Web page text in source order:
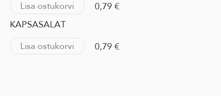
Lisa ostukorvi
0,79 €
KAPSASALAT
Lisa ostukorvi
0,79 €